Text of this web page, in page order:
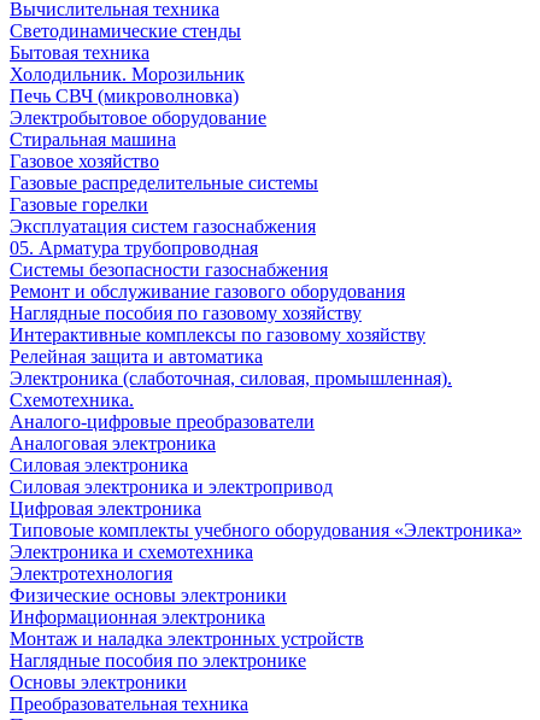
Вычислительная техника
Светодинамические стенды
Бытовая техника
Холодильник. Морозильник
Печь СВЧ (микроволновка)
Электробытовое оборудование
Стиральная машина
Газовое хозяйство
Газовые распределительные системы
Газовые горелки
Эксплуатация систем газоснабжения
05. Арматура трубопроводная
Системы безопасности газоснабжения
Ремонт и обслуживание газового оборудования
Наглядные пособия по газовому хозяйству
Интерактивные комплексы по газовому хозяйству
Релейная защита и автоматика
Электроника (слаботочная, силовая, промышленная).
Схемотехника.
Аналого-цифровые преобразователи
Аналоговая электроника
Cиловая электроника
Cиловая электроника и электропривод
Цифровая электроника
Типовоые комплекты учебного оборудования «Электроника»
Электроника и схемотехника
Электротехнология
Физические основы электроники
Информационная электроника
Монтаж и наладка электронных устройств
Наглядные пособия по электронике
Основы электроники
Преобразовательная техника